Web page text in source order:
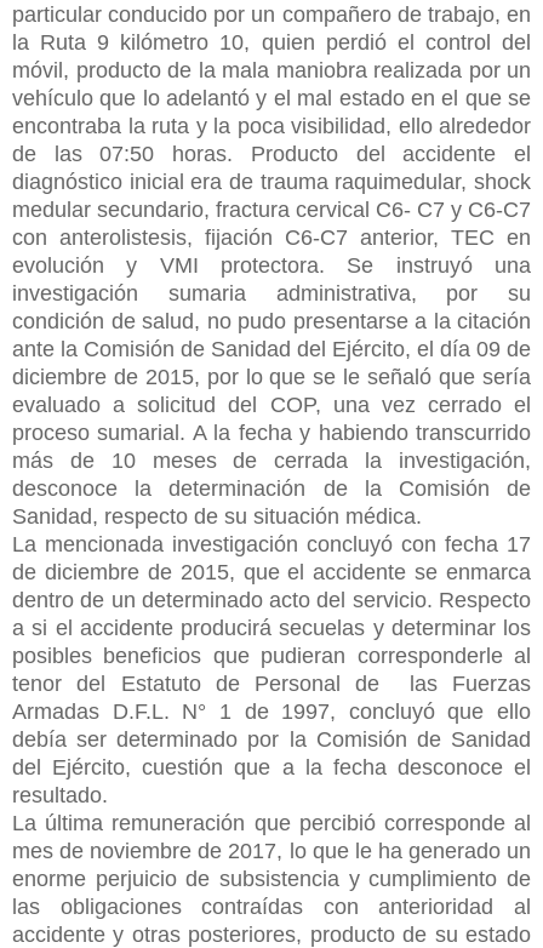
particular conducido por un compañero de trabajo, en
la Ruta 9 kilómetro 10, quien perdió el control del
móvil, producto de la mala maniobra realizada por un
vehículo que lo adelantó y el mal estado en el que se
encontraba la ruta y la poca visibilidad, ello alrededor
de las 07:50 horas. Producto del accidente el
diagnóstico inicial era de trauma raquimedular, shock
medular secundario, fractura cervical C6- C7 y C6-C7
con anterolistesis, fijación C6-C7 anterior, TEC en
evolución y VMI protectora. Se instruyó una
investigación sumaria administrativa, por su
condición de salud, no pudo presentarse a la citación
ante la Comisión de Sanidad del Ejército, el día 09 de
diciembre de 2015, por lo que se le señaló que sería
evaluado a solicitud del COP, una vez cerrado el
proceso sumarial. A la fecha y habiendo transcurrido
más de 10 meses de cerrada la investigación,
desconoce la determinación de la Comisión de
Sanidad, respecto de su situación médica.
La mencionada investigación concluyó con fecha 17
de diciembre de 2015, que el accidente se enmarca
dentro de un determinado acto del servicio. Respecto
a si el accidente producirá secuelas y determinar los
posibles beneficios que pudieran corresponderle al
tenor del Estatuto de Personal de las Fuerzas
Armadas D.F.L. N° 1 de 1997, concluyó que ello
debía ser determinado por la Comisión de Sanidad
del Ejército, cuestión que a la fecha desconoce el
resultado.
La última remuneración que percibió corresponde al
mes de noviembre de 2017, lo que le ha generado un
enorme perjuicio de subsistencia y cumplimiento de
las obligaciones contraídas con anterioridad al
accidente y otras posteriores, producto de su estado